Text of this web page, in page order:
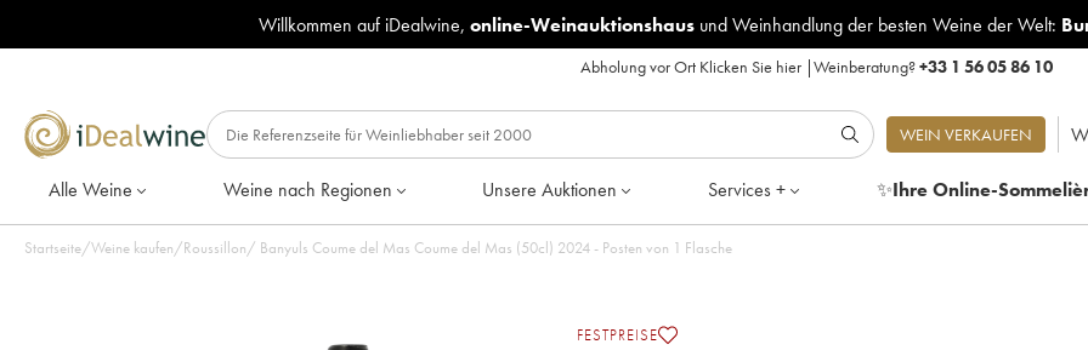
Willkommen auf iDealwine, online-Weinauktionshausund Weinhandlung der besten Weine der Welt:
Abholung vor Ort Klicken Sie hier|Weinberatung?+33 1 56 05 86 10
WEIN VERKAUFEN
Alle Weine Weine nach Regionen Unsere Auktionen Services + ✨Ihre Online-
Startseite/Weine kaufen/Roussillon/ Banyuls Coume del Mas Coume del Mas (50cl) 2024 - Posten von 1 Flasche
FESTPREISE